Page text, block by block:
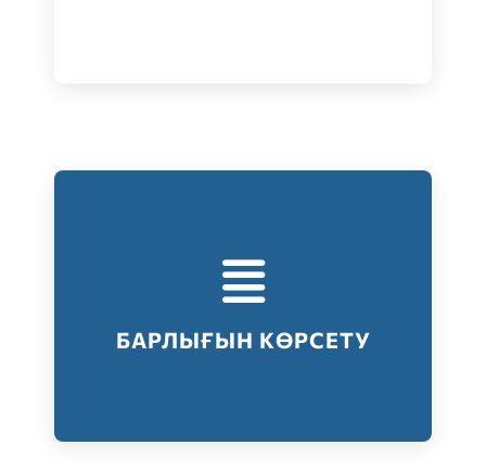
БАРЛЫҒЫН КӨРСЕТУ
Тестілеудің барлық түрлері
Барлығын көрсету